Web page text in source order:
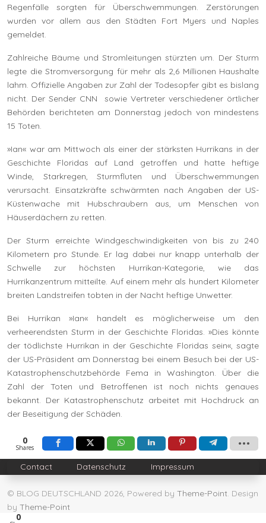
Regenfälle sorgten für Überschwemmungen. Zerstörungen
wurden vor allem aus den Städten Fort Myers und Naples
gemeldet.
Zahlreiche Bäume und Stromleitungen stürzten um. Der Sturm
legte die Stromversorgung für mehr als 2,6 Millionen Haushalte
lahm. Offizielle Angaben zur Zahl der Todesopfer gibt es bislang
nicht. Der Sender CNN sowie Vertreter verschiedener örtlicher
Behörden berichteten am Donnerstag jedoch von mindestens
15 Toten.
»Ian« war am Mittwoch als einer der stärksten Hurrikans in der
Geschichte Floridas auf Land getroffen und hatte heftige
Winde, Starkregen, Sturmfluten und Überschwemmungen
verursacht. Einsatzkräfte schwärmten nach Angaben der US-
Küstenwache mit Hubschraubern aus, um Menschen von
Häuserdächern zu retten.
Der Sturm erreichte Windgeschwindigkeiten von bis zu 240
Kilometern pro Stunde. Er lag dabei nur knapp unterhalb der
Schwelle zur höchsten Hurrikan-Kategorie, wie das
Hurrikanzentrum mitteilte. Auf einem mehr als hundert Kilometer
breiten Landstreifen tobten in der Nacht heftige Unwetter.
Bei Hurrikan »Ian« handelt es möglicherweise um den
verheerendsten Sturm in der Geschichte Floridas. »Dies könnte
der tödlichste Hurrikan in der Geschichte Floridas sein«, sagte
der US-Präsident am Donnerstag bei einem Besuch bei der US-
Katastrophenschutzbehörde Fema in Washington. Über die
Zahl der Toten und Betroffenen ist noch nichts genaues
bekannt. Der Katastrophenschutz arbeitet mit Hochdruck an
der Beseitigung der Schäden.
0
Shares
Contact Datenschutz Impressum
© BLOG DEUTSCHLAND 2026, Powered by Theme-Point. Design
by Theme-Point